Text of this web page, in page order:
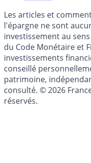
Cookies
Les articles et
l'épargne ne sont
investissement au
du Code Monétaire et
investissements
conseillé
patrimoine,